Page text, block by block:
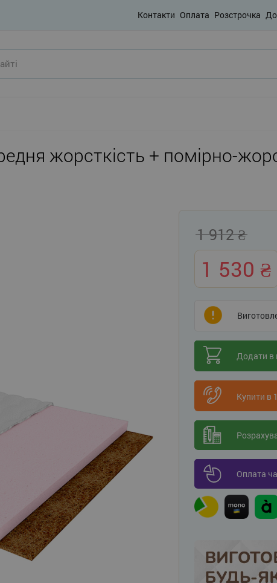
Контакти Оплата Розстрочка
жорсткість + помірно-
1 912
1 530
Додати в
Купити в
Оплата